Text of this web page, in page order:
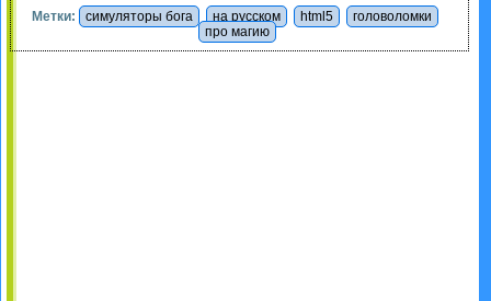
Метки: симуляторы бога на русском html5
головоломки
про магию